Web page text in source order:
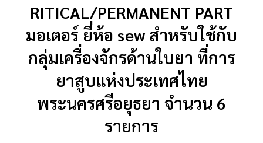
RITICAL/PERMANENT PART
มอเตอร์ ยี่ห้อ sew สำหรับใช้กับ
กลุ่มเครื่องจักรด้านใบยา ที่การ
ยาสูบแห่งประเทศไทย
พระนครศรีอยุธยา จำนวน 6
รายการ